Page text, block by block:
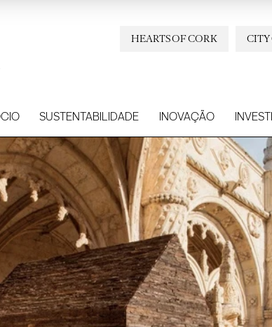
CITY
HEARTS OF CORK
SUSTENTABILIDADE INOVAÇÃO